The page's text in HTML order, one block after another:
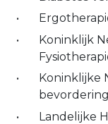
Koninklijk
Koninklijke
Landelijke